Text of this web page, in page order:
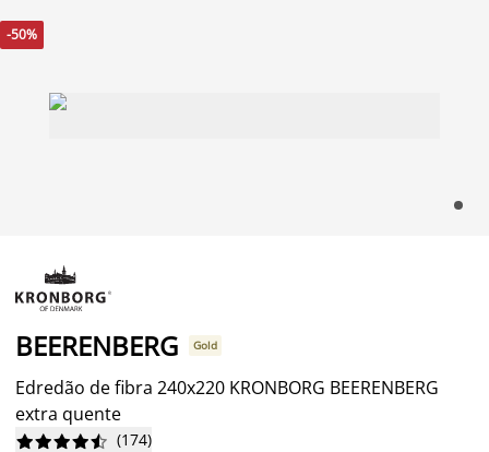
-50%
BEERENBERG Gold
Edredão de fibra 240x220 KRONBORG BEERENBERG
extra quente





 (174)